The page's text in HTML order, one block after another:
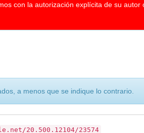
con la autorización explícita de su
a menos que se indique lo contrario.
20.500.12104/23574